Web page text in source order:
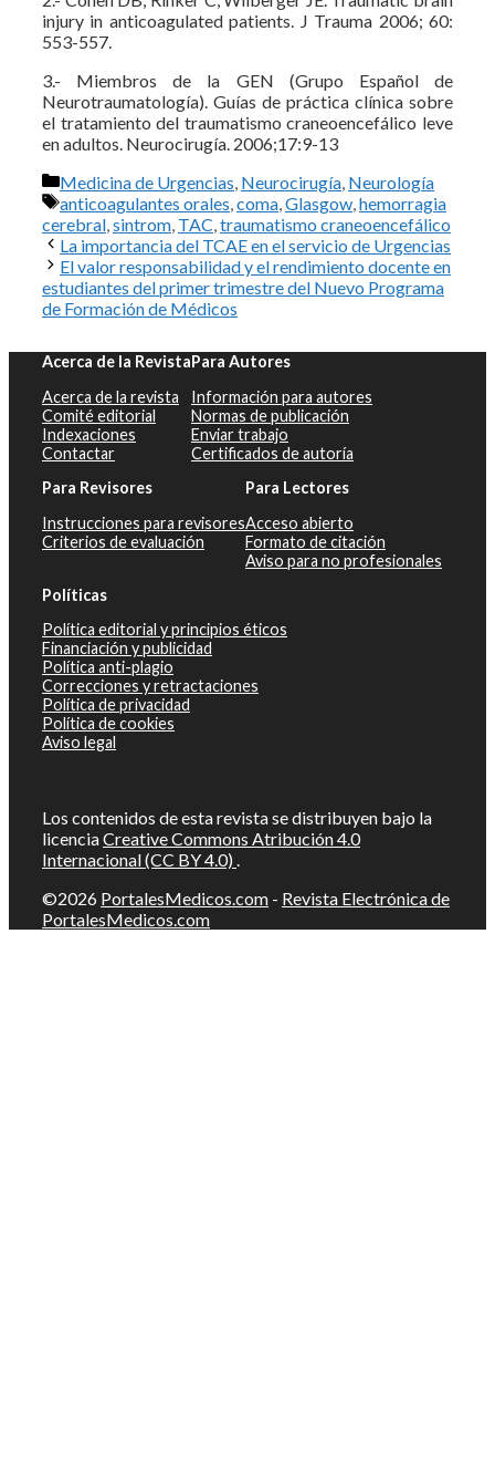
injury in anticoagulated patients. J Trauma 2006; 60:
553-557.
3.- Miembros de la GEN (Grupo Español de
Neurotraumatología). Guías de práctica clínica sobre
el tratamiento del traumatismo craneoencefálico leve
en adultos. Neurocirugía. 2006;17:9-13
Categorías
Medicina de Urgencias, Neurocirugía, Neurología
Etiquetas
anticoagulantes orales,coma,Glasgow,hemorragia
cerebral,sintrom, TAC,traumatismo craneoencefálico
La importancia del TCAE en el servicio de Urgencias
El valor responsabilidad y el rendimiento docente en
estudiantes del primer trimestre del Nuevo Programa
de Formación de Médicos
Acerca de la Revista
Acerca de la revista
Comité editorial
Indexaciones
Contactar
Para Autores
Información para autores
Normas de publicación
Enviar trabajo
Certificados de autoría
Para Revisores
Instrucciones para revisores
Criterios de evaluación
Para Lectores
Acceso abierto
Formato de citación
Aviso para no profesionales
Políticas
Política editorial y principios éticos
Financiación y publicidad
Política anti-plagio
Correcciones y retractaciones
Política de privacidad
Política de cookies
Aviso legal
Los contenidos de esta revista se distribuyen bajo la
licenciaCreative Commons Atribución 4.0
Internacional (CC BY 4.0)
©2026 PortalesMedicos.com - Revista Electrónica de
PortalesMedicos.com